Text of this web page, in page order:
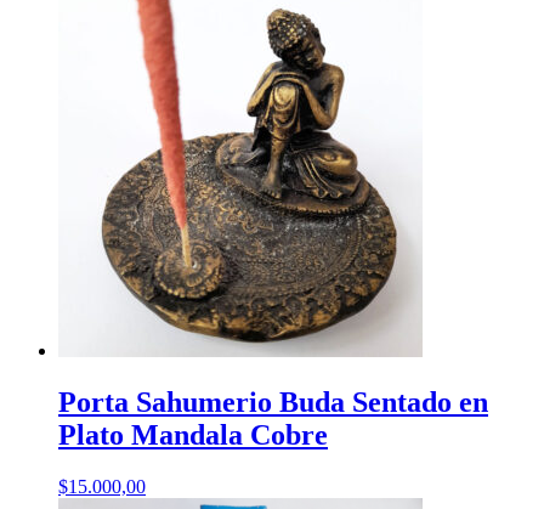
Porta Sahumerio Buda Sentado en
Plato Mandala Cobre
$15.000,00